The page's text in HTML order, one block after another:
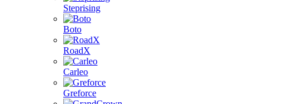
Steprising
Boto
RoadX
Carleo
Greforce